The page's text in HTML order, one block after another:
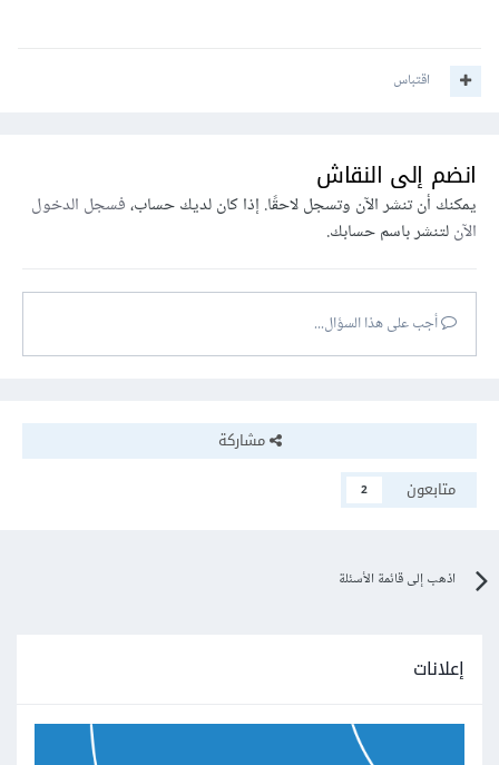
اقتباس
انضم إلى النقاش
يمكنك أن تنشر الآن وتسجل لاحقًا. إذا كان لديك حساب،فسجل الدخول
الآنلتنشر باسم حسابك.
أجب على هذا السؤال...
مشاركة
متابعون
2
اذهب إلى قائمة الأسئلة
إعلانات